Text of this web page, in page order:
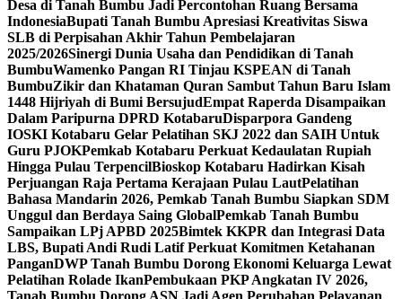
Desa di Tanah Bumbu Jadi Percontohan Ruang Bersama
IndonesiaBupati Tanah Bumbu Apresiasi Kreativitas Siswa
SLB di Perpisahan Akhir Tahun Pembelajaran
2025/2026Sinergi Dunia Usaha dan Pendidikan di Tanah
BumbuWamenko Pangan RI Tinjau KSPEAN di Tanah
BumbuZikir dan Khataman Quran Sambut Tahun Baru Islam
1448 Hijriyah di Bumi BersujudEmpat Raperda Disampaikan
Dalam Paripurna DPRD KotabaruDisparpora Gandeng
IOSKI Kotabaru Gelar Pelatihan SKJ 2022 dan SAIH Untuk
Guru PJOKPemkab Kotabaru Perkuat Kedaulatan Rupiah
Hingga Pulau TerpencilBioskop Kotabaru Hadirkan Kisah
Perjuangan Raja Pertama Kerajaan Pulau LautPelatihan
Bahasa Mandarin 2026, Pemkab Tanah Bumbu Siapkan SDM
Unggul dan Berdaya Saing GlobalPemkab Tanah Bumbu
Sampaikan LPj APBD 2025Bimtek KKPR dan Integrasi Data
LBS, Bupati Andi Rudi Latif Perkuat Komitmen Ketahanan
PanganDWP Tanah Bumbu Dorong Ekonomi Keluarga Lewat
Pelatihan Rolade IkanPembukaan PKP Angkatan IV 2026,
Tanah Bumbu Dorong ASN Jadi Agen Perubahan Pelayanan